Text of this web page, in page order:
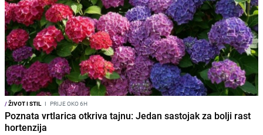
/ŽIVOT I STIL I PRIJE OKO 6H
Poznata vrtlarica otkriva tajnu: Jedan sastojak za bolji rast
hortenzija